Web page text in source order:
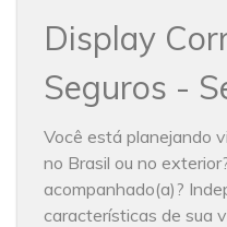
Display
Seguros -
Você está planejando
no Brasil ou no
acompanhado(a)?
características de sua